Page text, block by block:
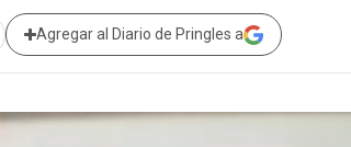
Agregar al Diario de Pringles a